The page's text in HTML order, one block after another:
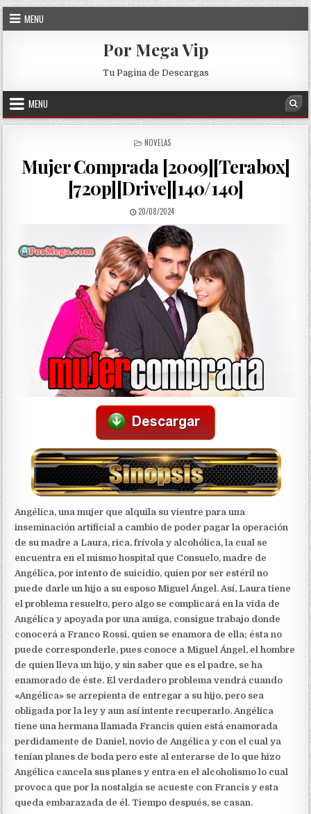
Skip to content
MENU
Por Mega Vip
Tu Pagina de Descargas
MENU
POSTED IN
NOVELAS
Mujer Comprada [2009][Terabox]
[720p][Drive][140/140]
PUBLISHED DATE:
20/08/2024
Angélica, una mujer que alquila su vientre para una
inseminación artificial a cambio de poder pagar la operación
de su madre a Laura, rica, frívola y alcohólica, la cual se
encuentra en el mismo hospital que Consuelo, madre de
Angélica, por intento de suicidio, quien por ser estéril no
puede darle un hijo a su esposo Miguel Ángel. Así, Laura tiene
el problema resuelto, pero algo se complicará en la vida de
Angélica y apoyada por una amiga, consigue trabajo donde
conocerá a Franco Rossi, quien se enamora de ella; ésta no
puede corresponderle, pues conoce a Miguel Ángel, el hombre
de quien lleva un hijo, y sin saber que es el padre, se ha
enamorado de éste. El verdadero problema vendrá cuando
«Angélica» se arrepienta de entregar a su hijo, pero sea
obligada por la ley y aun así intente recuperarlo. Angélica
tiene una hermana llamada Francis quien está enamorada
perdidamente de Daniel, novio de Angélica y con el cual ya
tenían planes de boda pero este al enterarse de lo que hizo
Angélica cancela sus planes y entra en el alcoholismo lo cual
provoca que por la nostalgia se acueste con Francis y esta
queda embarazada de él. Tiempo después, se casan.